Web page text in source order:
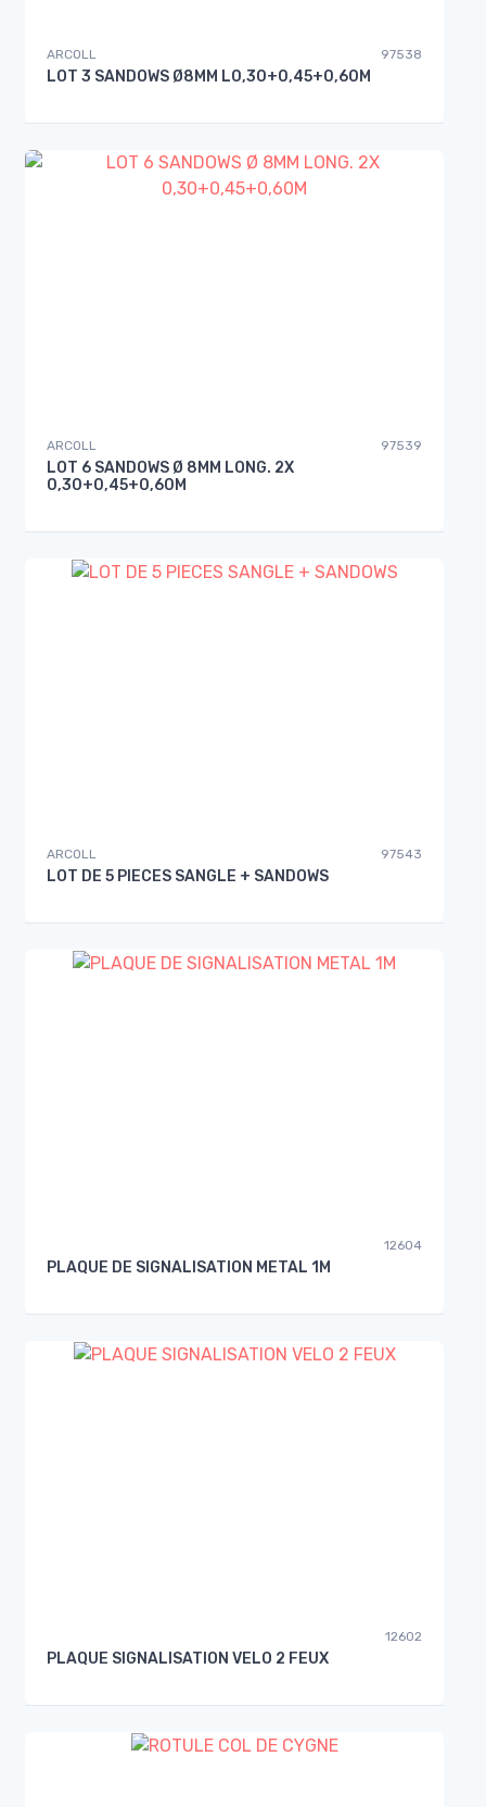
ARCOLL 97538
LOT 3 SANDOWS Ø8MM L0,30+0,45+0,60M
ARCOLL 97539
LOT 6 SANDOWS Ø 8MM LONG. 2X
0,30+0,45+0,60M
ARCOLL 97543
LOT DE 5 PIECES SANGLE + SANDOWS
12604
PLAQUE DE SIGNALISATION METAL 1M
12602
PLAQUE SIGNALISATION VELO 2 FEUX